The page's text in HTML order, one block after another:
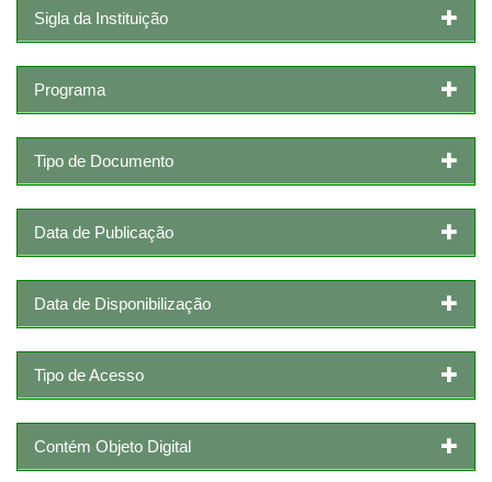
Sigla da Instituição
Programa
Tipo de Documento
Data de Publicação
Data de Disponibilização
Tipo de Acesso
Contém Objeto Digital